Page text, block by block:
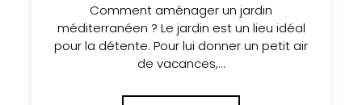
Comment aménager un jardin
méditerranéen ? Le jardin est un lieu idéal
pour la détente. Pour lui donner un petit air
de vacances,…